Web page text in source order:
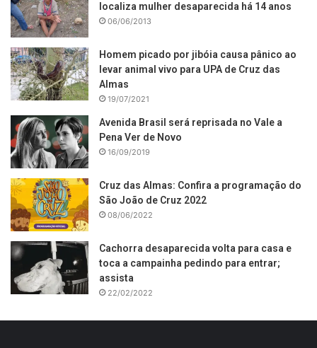
localiza mulher desaparecida há 14 anos
06/06/2013
Homem picado por jibóia causa pânico ao
levar animal vivo para UPA de Cruz das
Almas
19/07/2021
Avenida Brasil será reprisada no Vale a
Pena Ver de Novo
16/09/2019
Cruz das Almas: Confira a programação do
São João de Cruz 2022
08/06/2022
Cachorra desaparecida volta para casa e
toca a campainha pedindo para entrar;
assista
22/02/2022